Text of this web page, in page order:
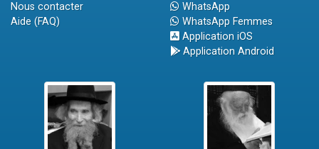
Nous contacter
Aide (FAQ)
WhatsApp
WhatsApp Femmes
Application iOS
Application Android